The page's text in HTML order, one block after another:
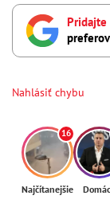
Pridajte
Nahlásiť chybu
16
Najčítanejšie